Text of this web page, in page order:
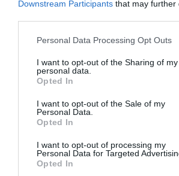
Downstream Participants that may further
Personal Data Processing Opt Outs
I want to opt-out of the Sharing of my
personal data.
Opted In
I want to opt-out of the Sale of my
Personal Data.
Opted In
I want to opt-out of processing my
Personal Data for Targeted
Opted In
WH700NB Pro Μαύρο